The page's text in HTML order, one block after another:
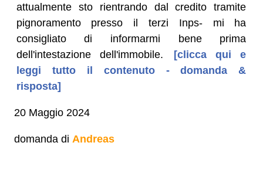
attualmente sto rientrando dal credito tramite
pignoramento presso il terzi Inps- mi ha
consigliato di informarmi bene prima
dell'intestazione dell'immobile.
[clicca qui e
leggi tutto il contenuto - domanda &
risposta]
20 Maggio 2024
domanda di Andreas